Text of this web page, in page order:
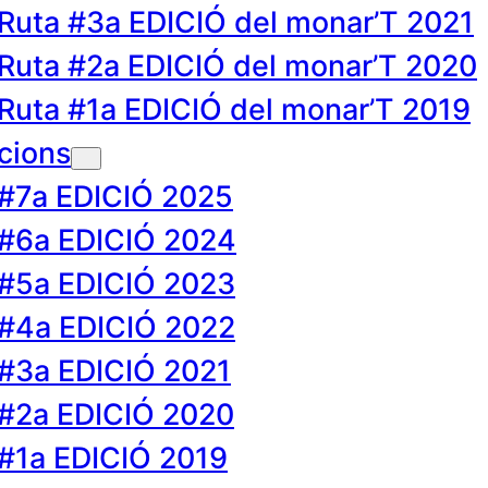
#3a EDICIÓ del monar’T 2021
#2a EDICIÓ del monar’T 2020
#1a EDICIÓ del monar’T 2019
EDICIÓ 2025
EDICIÓ 2024
EDICIÓ 2023
EDICIÓ 2022
EDICIÓ 2021
EDICIÓ 2020
EDICIÓ 2019